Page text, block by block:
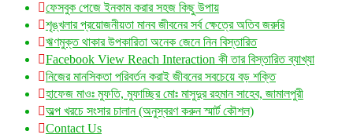
ফেসবুক পেজে ইনকাম করার সহজ কিছু উপায়
শৃঙ্খলার প্রয়োজনীয়তা মানব জীবনের সর্ব ক্ষেত্রে অতিব জরুরি
ঋণমুক্ত থাকার উপকারিতা অনেক জেনে নিন বিস্তারিত
Facebook View Reach Interaction কী তার বিস্তারিত ব্যাখ্যা
নিজের মানসিকতা পরিবর্তন করাই জীবনের সবচেয়ে বড় শক্তি
হাফেজ মাওঃ মুফতি, মুফাচ্ছির মোঃ মাসুদুর রহমান সাহেব, জামালপুরী
অল্প খরচে সংসার চালান (অনুস্বরণ করুন স্মার্ট কৌশল)
Contact Us